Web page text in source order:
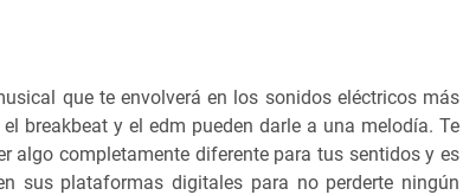
que te envolverá en los sonidos eléctricos más
breakbeat y el edm pueden darle a una melodía. Te
algo completamente diferente para tus sentidos y es
sus plataformas digitales para no perderte ningún